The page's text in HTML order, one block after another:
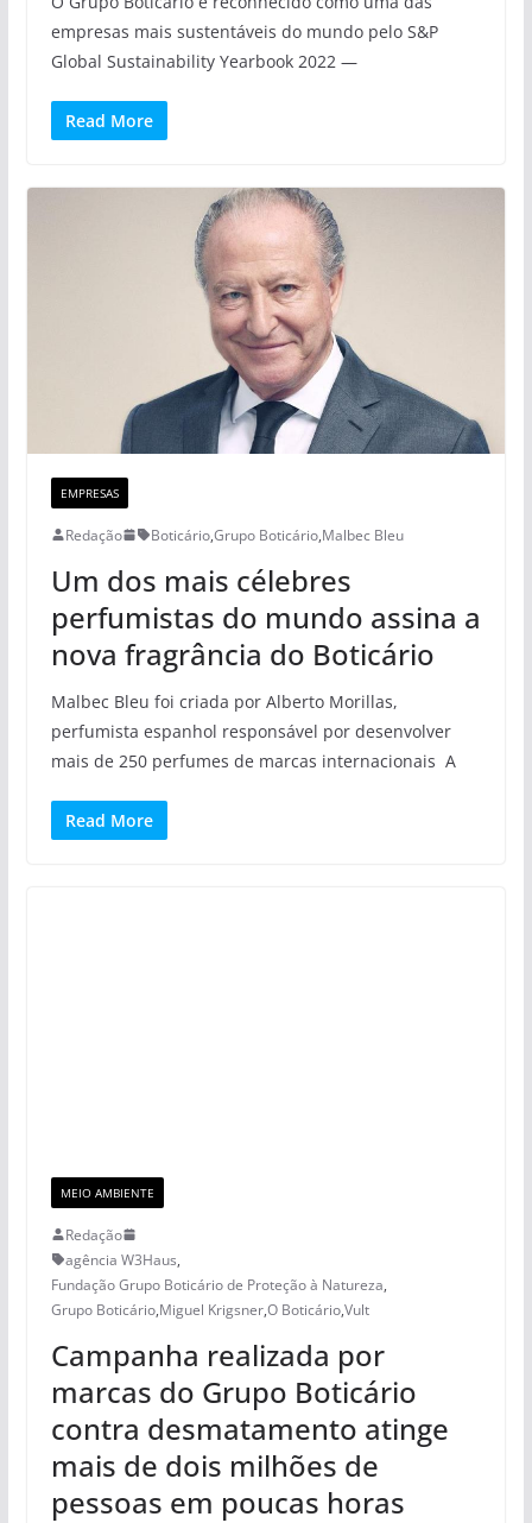
empresas mais sustentáveis do mundo pelo S&P
Global Sustainability Yearbook 2022 —
Read More
EMPRESAS
Redação Boticário,Grupo Boticário,Malbec Bleu
Um dos mais célebres
perfumistas do mundo assina a
nova fragrância do Boticário
Malbec Bleu foi criada por Alberto Morillas,
perfumista espanhol responsável por desenvolver
mais de 250 perfumes de marcas internacionais A
Read More
MEIO AMBIENTE
Redação
agência W3Haus,
Fundação Grupo Boticário de Proteção à Natureza,
Grupo Boticário,Miguel Krigsner,O Boticário,Vult
Campanha realizada por
marcas do Grupo Boticário
contra desmatamento atinge
mais de dois milhões de
pessoas em poucas horas